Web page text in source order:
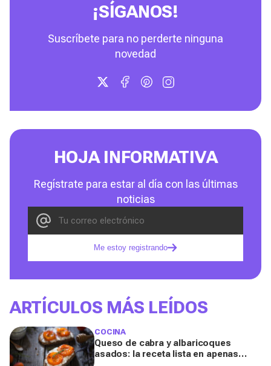
¡SÍGANOS!
Suscríbete para no perderte ninguna
novedad
HOJA INFORMATIVA
Regístrate para estar al día con las últimas
noticias
Me estoy registrando
ARTÍCULOS MÁS LEÍDOS
COCINA
Queso de cabra y albaricoques
asados: la receta lista en apenas